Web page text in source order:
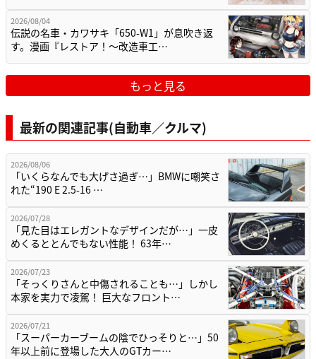
2026/08/04
伝説の名車・カワサキ「650-W1」が息吹き返
す。漫画『レストア！～改造車工…
もっと見る
最新の関連記事(自動車／クルマ)
2026/08/06
「いくらなんでも大げさ過ぎ…」BMWに嘲笑さ
れた“190 E 2.5-16 …
2026/07/28
「見た目はエレガントなデザインだが…」一皮
めくるととんでもない性能！ 63年…
2026/07/23
「そっくりさんと中傷されることも…」しかし
本家を実力で凌駕！ 巨大なフロント…
2026/07/21
「スーパーカーブームの陰でひっそりと…」50
年以上前に登場した大人のGTカー…